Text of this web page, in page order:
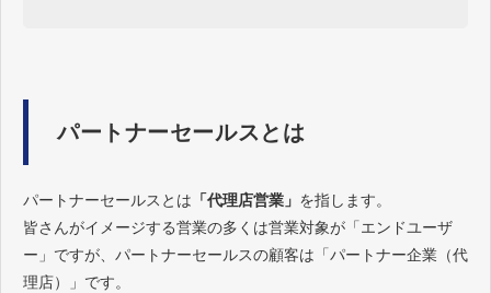
パートナーセールスとは
パートナーセールスとは 「代理店営業」 を指します。
皆さんがイメージする営業の多くは営業対象が「エンドユーザ
ー」ですが、パートナーセールスの顧客は「パートナー企業（代
理店）」です。